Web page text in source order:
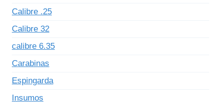
Calibre .25
Calibre 32
calibre 6.35
Carabinas
Espingarda
Insumos